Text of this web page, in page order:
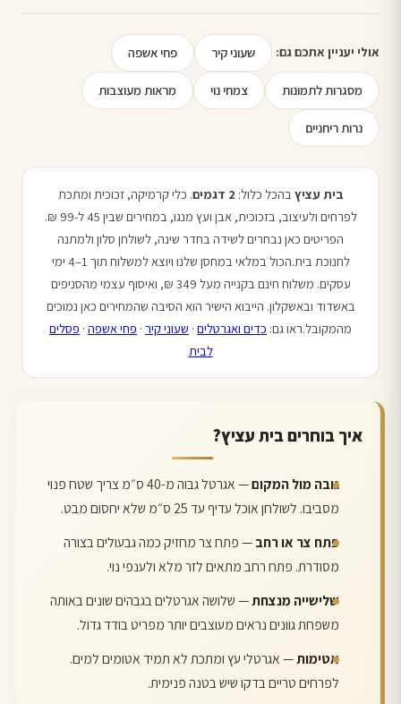
אולי יעניין אתכם גם: שעוני קיר פחי אשפה
מסגרות לתמונות צמחי נוי מראות מעוצבות
נרות ריחניים
בית עציץ בהכל כלול: 2 דגמים
. כלי קרמיקה, זכוכית ומתכת
לפרחים ולעיצוב, בזכוכית, אבן ועץ מנגו, במחירים שבין 45 ל-99 ₪.
הפריטים כאן נבחרים לשידה בחדר שינה, לשולחן סלון ולמתנה
לחנוכת בית.הכול במלאי במחסן שלנו ויוצא למשלוח תוך 1–4 ימי
עסקים. משלוח חינם בקנייה מעל 349 ₪, ואיסוף עצמי מהסניפים
באשדוד ובאשקלון. הייבוא הישיר הוא הסיבה שהמחירים כאן נמוכים
מהמקובל.ראו גם: כדים ואגרטלים · שעוני קיר · פחי אשפה · פסלים
לבית
איך בוחרים בית עציץ?
גובה מול המקום
— אגרטל גבוה מ-40 ס״מ צריך שטח פנוי
מסביבו. לשולחן אוכל עדיף עד 25 ס״מ שלא יחסום מבט.
פתח צר או רחב — פתח צר מחזיק כמה גבעולים בצורה
מסודרת. פתח רחב מתאים לזר מלא ולענפי נוי.
שלישייה מנצחת— שלושה אגרטלים בגבהים שונים באותה
משפחת גוונים נראים מעוצבים יותר מפריט בודד גדול.
אטימות— אגרטלי עץ ומתכת לא תמיד אטומים למים.
לפרחים טריים בדקו שיש בטנה פנימית.